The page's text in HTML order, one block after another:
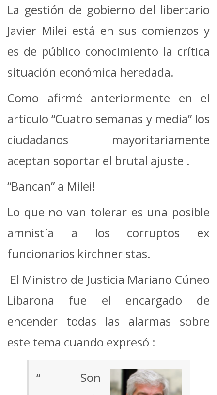
La gestión de gobierno del libertario
Javier Milei está en sus comienzos y
es de público conocimiento la crítica
situación económica heredada.
Como afirmé anteriormente en el
artículo “Cuatro semanas y media” los
ciudadanos mayoritariamente
aceptan soportar el brutal ajuste .
“Bancan” a Milei!
Lo que no van tolerar es una posible
amnistía a los corruptos ex
funcionarios kirchneristas.
El Ministro de Justicia Mariano Cúneo
Libarona fue el encargado de
encender todas las alarmas sobre
este tema cuando expresó :
“ Son